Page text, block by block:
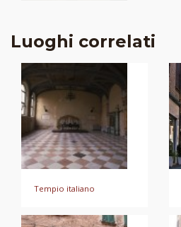
Luoghi correlati
Tempio italiano